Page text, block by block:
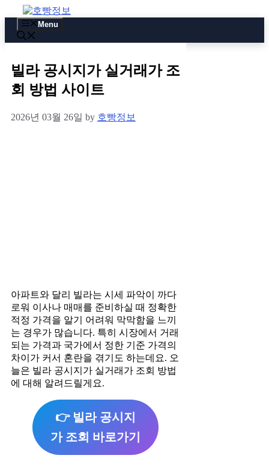
to
content
Menu
빌라 공시지가 실거래가 조
회 방법 사이트
2026년 03월 26일 by 호빵정보
아파트와 달리 빌라는 시세 파악이 까다
로워 이사나 매매를 준비하실 때 정확한
적정 가격을 알기 어려워 막막함을 느끼
는 경우가 많습니다. 특히 시장에서 거래
되는 가격과 국가에서 정한 기준 가격의
차이가 커서 혼란을 겪기도 하는데요. 오
늘은 빌라 공시지가 실거래가 조회 방법
에 대해 알려드릴게요.
👉 빌라 공시지
가 조회 바로가기